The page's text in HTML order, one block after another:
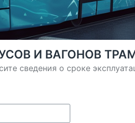
И ВАГОНОВ
сведения о сроке